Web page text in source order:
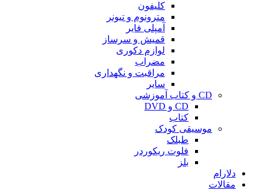
کلیفون
مترونوم و تیونر
آمپلی فایر
قمیش و سرساز
لوازم دکوری
مضراب
مراقبت و نگهداری
سایر
CD و کتاب آموزشی
CD و DVD
کتاب
موسیقی کودک
طبلک
فلوت ریکوردر
بلز
دلارام
مقالات